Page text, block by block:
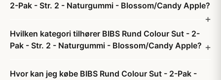
2-Pak - Str. 2 - Naturgummi - Blossom/Candy Apple?
Hvilken kategori tilhører BIBS Rund Colour Sut - 2-
Pak - Str. 2 - Naturgummi - Blossom/Candy Apple?
Hvor kan jeg købe BIBS Rund Colour Sut - 2-Pak -